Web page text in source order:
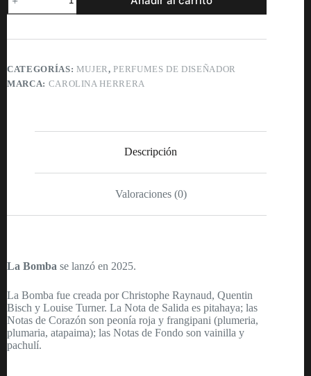
Herrera
-
La
De
Parfum
CATEGORÍAS: MUJER,PERFUMES DE DISEÑADOR
MARCA: CAROLINA HERRERA
Descripción
Valoraciones (0)
La Bomba se lanzó en 2025.
La Bomba fue creada por Christophe Raynaud, Quentin
Bisch y Louise Turner. La Nota de Salida es pitahaya; las
Notas de Corazón son peonía roja y frangipani (plumeria,
plumaria, atapaima); las Notas de Fondo son vainilla y
pachulí.